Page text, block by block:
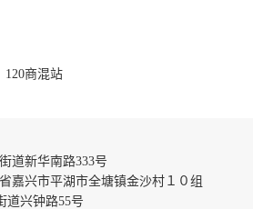
120商混站
道新华南路333号
兴市平湖市全塘镇金沙村１０组
兴钟路55号